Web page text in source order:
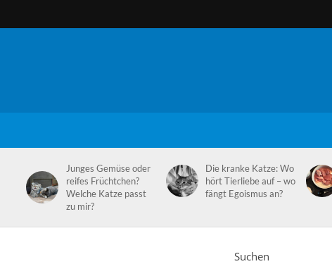
Junges Gemüse oder
reifes Früchtchen?
Welche Katze passt
zu mir?
Die kranke Katze: Wo
hört Tierliebe auf – wo
fängt Egoismus an?
Suchen